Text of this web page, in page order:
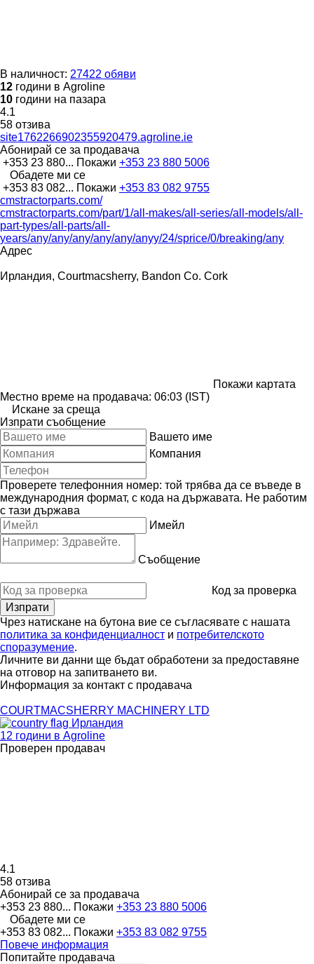
В наличност: 27422 обяви
12 години в Agroline
10 години на пазара
4.1
58 отзива
site1762266902355920479.agroline.ie
Абонирай се за продавача
+353 23 880... Покажи +353 23 880 5006
Обадете ми се
+353 83 082... Покажи +353 83 082 9755
cmstractorparts.com/
cmstractorparts.com/part/1/all-makes/all-series/all-models/all-
part-types/all-parts/all-
years/any/any/any/any/any/anyy/24/sprice/0/breaking/any
Адрес
Ирландия, Courtmacsherry, Bandon Co. Cork
Покажи картата
Местно време на продавача: 06:03 (IST)
Искане за среща
Изпрати съобщение
Вашето име
Компания
Проверете телефонния номер: той трябва да се въведе в
международния формат, с кода на държавата. Не работим
с тази държава
Имейл
Съобщение
Код за проверка
Чрез натискане на бутона вие се съгласявате с нашата
политика за конфиденциалност и потребителското
споразумение.
Личните ви данни ще бъдат обработени за предоставяне
на отговор на запитването ви.
Информация за контакт с продавача
COURTMACSHERRY MACHINERY LTD
Ирландия
12 години в Agroline
Проверен продавач
4.1
58 отзива
Абонирай се за продавача
+353 23 880... Покажи +353 23 880 5006
Обадете ми се
+353 83 082... Покажи +353 83 082 9755
Повече информация
Попитайте продавача